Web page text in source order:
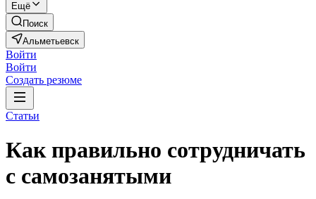
Ещё
Поиск
Альметьевск
Войти
Войти
Создать резюме
Статьи
Как правильно сотрудничать
с самозанятыми